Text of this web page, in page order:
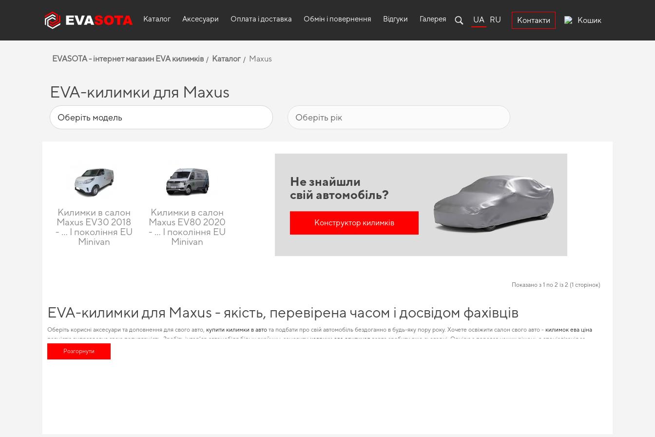
Каталог Аксесуари Оплата і доставка Обмін і повернення Відгуки Галерея UA RU Контакти Кошик
EVASOTA - інтернет магазин EVA килимків Каталог Maxus
EVA-килимки для Maxus
Килимки в салон
Maxus EV30 2018
- … I покоління EU
Minivan
Килимки в салон
Maxus EV80 2020
- … I покоління EU
Minivan
Не знайшли
свій автомобіль?
Конструктор килимків
Показано з 1 по 2 із 2 (1 сторінок)
EVA-килимки для Maxus - якість, перевірена часом і досвідом фахівців
Оберіть корисні аксесуари та доповнення для свого авто, купити килимки в авто та подбати про свій автомобіль бездоганно в будь-яку пору року. Хочете освіжити салон свого авто - килимок ева ціна
повністю виправдовує свою популярність. Зробіть інтер’єр автомобіля більш охайним, замовити коврики ева оригинал варто зробити вже сьогодні. Однією з переваг наших рішень є спеціалізація за
марками авто, що допомагає суттєво зменшити витрати на
Розгорнути